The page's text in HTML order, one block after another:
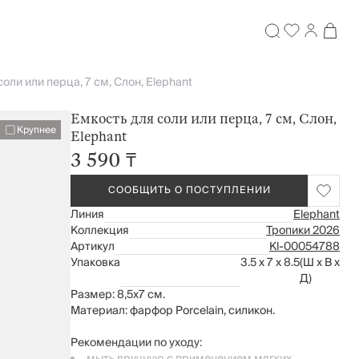
или перца, 7 см, Слон, Elephant
Крупнее
Емкость для соли или перца, 7 см, Слон,
Elephant
3 590 ₸
СООБЩИТЬ О ПОСТУПЛЕНИИ
Линия
Elephant
Коллекция
Тропики 2026
Артикул
Kl-00054788
Упаковка
3.5 x 7 x 8.5(Ш x В x
Д)
Размер: 8,5х7 см.
Материал: фарфор Porcelain, силикон.
Рекомендации по уходу: